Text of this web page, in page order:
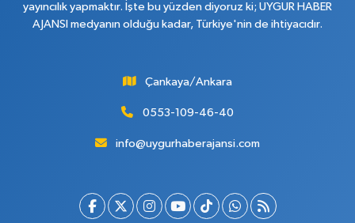
yayıncılık yapmaktır. İşte bu yüzden diyoruz ki; UYGUR HABER
AJANSI medyanın olduğu kadar, Türkiye'nin de ihtiyacıdır.
Çankaya/Ankara
0553-109-46-40
info@uygurhaberajansi.com